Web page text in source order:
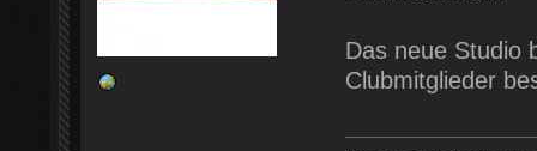
Das neue Studio
Clubmitglieder